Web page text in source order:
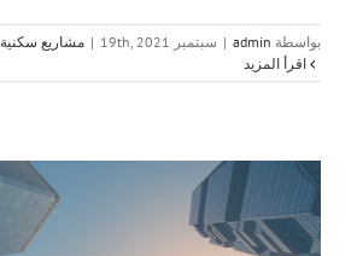
بواسطة admin
| سبتمبر 19th, 2021 | مشاريع سكنية